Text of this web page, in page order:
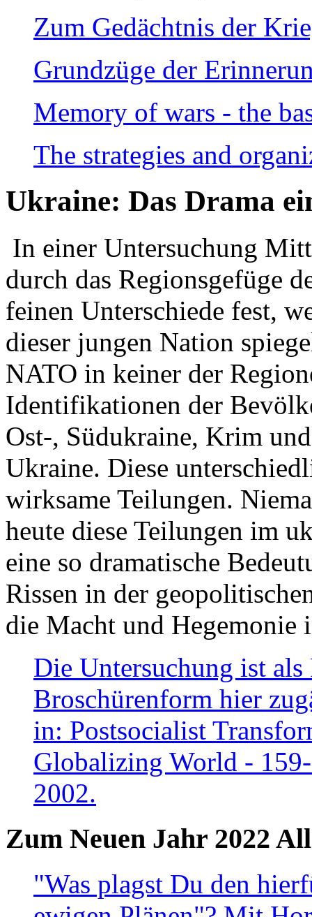
Zum Gedächtnis der
Grundzüge der
Memory of wars - the
The strategies and
Ukraine: Das Drama
In einer Untersuchung
durch das Regionsgefüge
feinen Unterschiede fest,
dieser jungen Nation
NATO in keiner der
Identifikationen der
Ost-, Südukraine, Krim
Ukraine. Diese
wirksame Teilungen.
heute diese Teilungen im
eine so dramatische
Rissen in der
die Macht und Hegemonie
Die Untersuchung ist
Broschürenform hier
in: Postsocialist
Globalizing World -
2002.
Zum Neuen Jahr 2022
"Was plagst Du den